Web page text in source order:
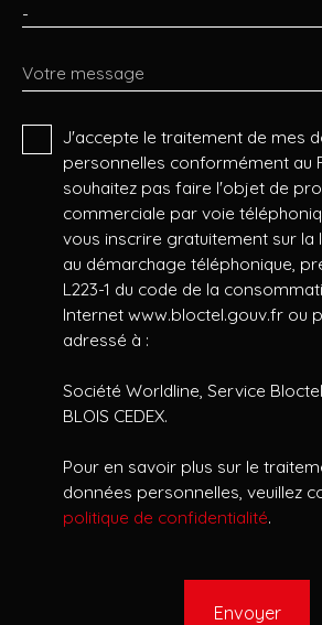
-
Votre message
J'accepte le traitement de mes
personnelles conformément au
souhaitez pas faire l'objet de
commerciale par voie
vous inscrire gratuitement sur
au démarchage téléphonique,
L223-1 du code de la
Internet www.bloctel.gouv.fr ou
adressé à :
Société Worldline, Service Bloctel,
BLOIS CEDEX.
Pour en savoir plus sur le
données personnelles, veuillez
politique de confidentialité.
Envoyer